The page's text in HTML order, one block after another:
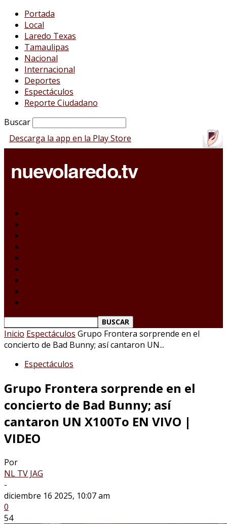
Portada
Local
Laredo Texas
Tamaulipas
Nacional
Internacional
Deportes
Espectáculos
Reporte Ciudadano
Buscar
Descarga la app en la Play Store
Inicio Espectáculos Grupo Frontera sorprende en el
concierto de Bad Bunny; así cantaron UN...
Espectáculos
Grupo Frontera sorprende en el
concierto de Bad Bunny; así
cantaron UN X100To EN VIVO |
VIDEO
Por
NL TV JAG
-
diciembre 16 2025, 10:07 am
0
54